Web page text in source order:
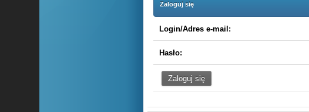
Zaloguj się
Login/Adres e-mail:
Hasło: